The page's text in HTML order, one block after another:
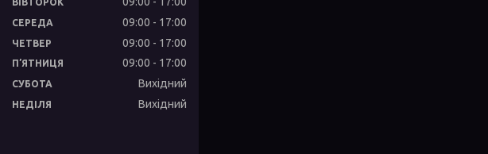
СЕРЕДА 09:00 17:00
ЧЕТВЕР 09:00 17:00
ПʼЯТНИЦЯ 09:00 17:00
СУБОТА Вихідний
НЕДІЛЯ Вихідний